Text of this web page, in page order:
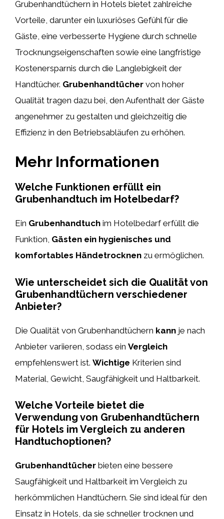
Grubenhandtüchern in Hotels bietet zahlreiche
Vorteile, darunter ein luxuriöses Gefühl für die
Gäste, eine verbesserte Hygiene durch schnelle
Trocknungseigenschaften sowie eine langfristige
Kostenersparnis durch die Langlebigkeit der
Handtücher. Grubenhandtücher von hoher
Qualität tragen dazu bei, den Aufenthalt der Gäste
angenehmer zu gestalten und gleichzeitig die
Effizienz in den Betriebsabläufen zu erhöhen.
Mehr Informationen
Welche Funktionen erfüllt ein
Grubenhandtuch im Hotelbedarf?
Ein Grubenhandtuch im Hotelbedarf erfüllt die
Funktion, Gästen ein hygienisches und
komfortables Händetrocknen zu ermöglichen.
Wie unterscheidet sich die Qualität von
Grubenhandtüchern verschiedener
Anbieter?
Die Qualität von Grubenhandtüchern kann je nach
Anbieter variieren, sodass ein Vergleich
empfehlenswert ist. Wichtige Kriterien sind
Material, Gewicht, Saugfähigkeit und Haltbarkeit.
Welche Vorteile bietet die
Verwendung von Grubenhandtüchern
für Hotels im Vergleich zu anderen
Handtuchoptionen?
Grubenhandtücher bieten eine bessere
Saugfähigkeit und Haltbarkeit im Vergleich zu
herkömmlichen Handtüchern. Sie sind ideal für den
Einsatz in Hotels, da sie schneller trocknen und